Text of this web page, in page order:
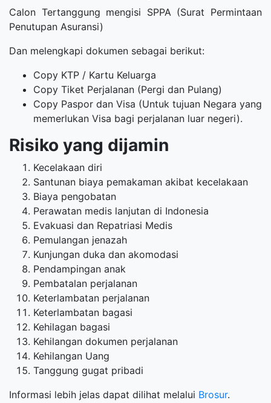
Calon Tertanggung mengisi SPPA (Surat Permintaan
Penutupan Asuransi)
Dan melengkapi dokumen sebagai berikut:
Copy KTP / Kartu Keluarga
Copy Tiket Perjalanan (Pergi dan Pulang)
Copy Paspor dan Visa (Untuk tujuan Negara yang
memerlukan Visa bagi perjalanan luar negeri).
Risiko yang dijamin
Kecelakaan diri
Santunan biaya pemakaman akibat kecelakaan
Biaya pengobatan
Perawatan medis lanjutan di Indonesia
Evakuasi dan Repatriasi Medis
Pemulangan jenazah
Kunjungan duka dan akomodasi
Pendampingan anak
Pembatalan perjalanan
Keterlambatan perjalanan
Keterlambatan bagasi
Kehilagan bagasi
Kehilangan dokumen perjalanan
Kehilangan Uang
Tanggung gugat pribadi
Informasi lebih jelas dapat dilihat melalui Brosur.